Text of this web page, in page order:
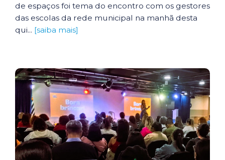
de espaços foi tema do encontro com os gestores
das escolas da rede municipal na manhã desta
qui... [saiba mais]